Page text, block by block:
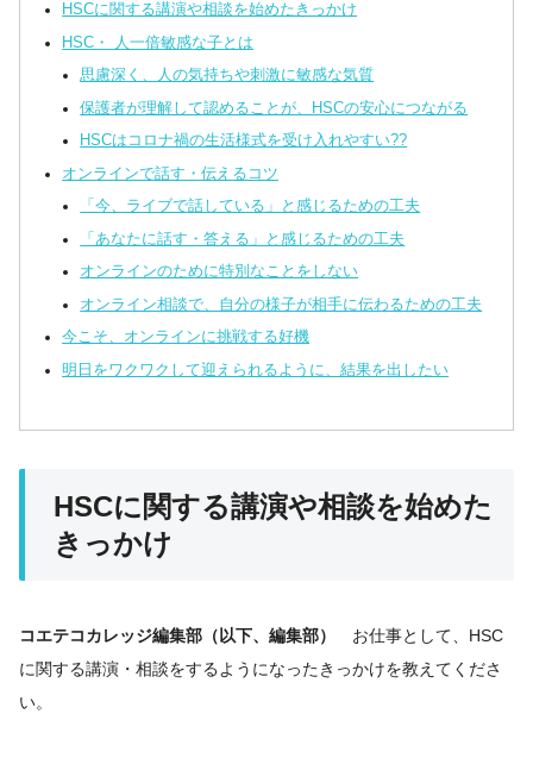
HSCに関する講演や相談を始めたきっかけ
HSC・ 人一倍敏感な子とは
思慮深く、人の気持ちや刺激に敏感な気質
保護者が理解して認めることが、HSCの安心につながる
HSCはコロナ禍の生活様式を受け入れやすい??
オンラインで話す・伝えるコツ
「今、ライブで話している」と感じるための工夫
「あなたに話す・答える」と感じるための工夫
オンラインのために特別なことをしない
オンライン相談で、自分の様子が相手に伝わるための工夫
今こそ、オンラインに挑戦する好機
明日をワクワクして迎えられるように、結果を出したい
HSCに関する講演や相談を始めた
きっかけ
コエテコカレッジ編集部（以下、編集部）
お仕事として、HSC
に関する講演・相談をするようになったきっかけを教えてくださ
い。